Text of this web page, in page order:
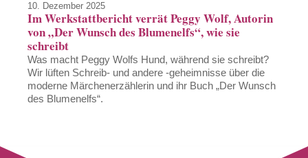
10. Dezember 2025
Im Werkstattbericht verrät Peggy Wolf, Autorin
von „Der Wunsch des Blumenelfs“, wie sie
schreibt
Was macht Peggy Wolfs Hund, während sie schreibt?
Wir lüften Schreib- und andere -geheimnisse über die
moderne Märchenerzählerin und ihr Buch „Der Wunsch
des Blumenelfs“.